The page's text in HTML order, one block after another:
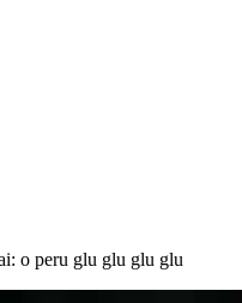
o peru glu glu glu glu